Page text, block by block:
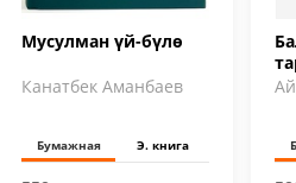
Мусулман үй-бүлө
Канатбек Аманбаев
Бумажная Э. книга